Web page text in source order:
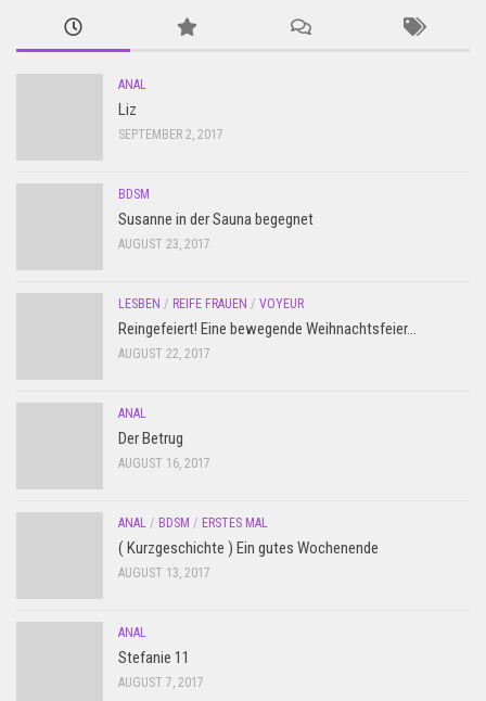
ANAL
Liz
SEPTEMBER 2, 2017
BDSM
Susanne in der Sauna begegnet
AUGUST 23, 2017
LESBEN / REIFE FRAUEN / VOYEUR
Reingefeiert! Eine bewegende Weihnachtsfeier…
AUGUST 22, 2017
ANAL
Der Betrug
AUGUST 16, 2017
ANAL / BDSM / ERSTES MAL
( Kurzgeschichte ) Ein gutes Wochenende
AUGUST 13, 2017
ANAL
Stefanie 11
AUGUST 7, 2017